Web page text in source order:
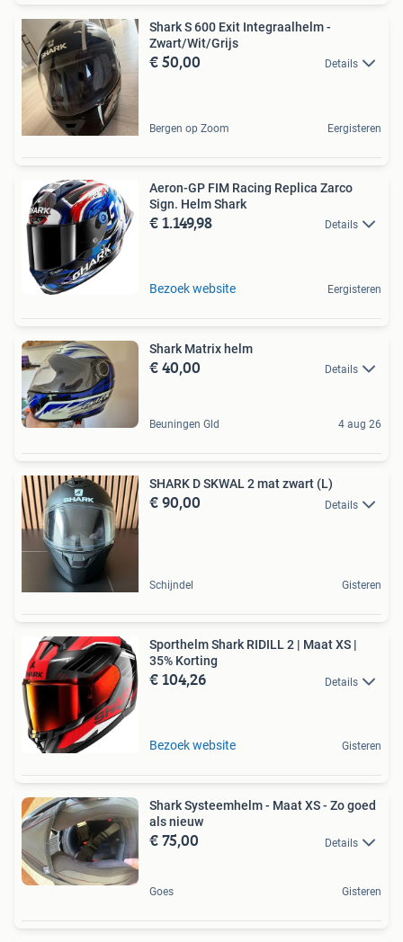
Shark S 600 Exit Integraalhelm -
Zwart/Wit/Grijs
€ 50,00 Details
Bergen op Zoom Eergisteren
Aeron-GP FIM Racing Replica Zarco
Sign. Helm Shark
€ 1.149,98 Details
Bezoek website Eergisteren
Shark Matrix helm
€ 40,00 Details
Beuningen Gld 4 aug 26
SHARK D SKWAL 2 mat zwart (L)
€ 90,00 Details
Schijndel Gisteren
Sporthelm Shark RIDILL 2 | Maat XS |
35% Korting
€ 104,26 Details
Bezoek website Gisteren
Shark Systeemhelm - Maat XS - Zo goed
als nieuw
€ 75,00 Details
Goes Gisteren